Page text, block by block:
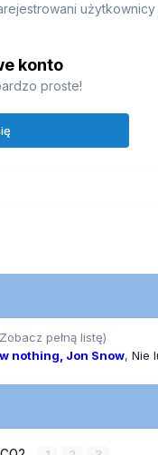
konto
proste!
pełną listę)
nothing, Jon Snow Nie